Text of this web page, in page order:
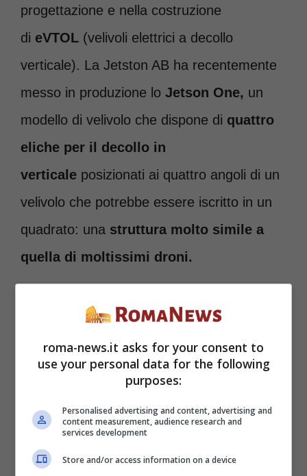
progettazione e nella costruzione
di eVTOL (velivoli elettrici a decollo
verticale). La Jetston AB ha recentemente
messo in produzione lo Jetson One, un
modello di velivolo che dispone di quattro
eliche per il decollo in
verticale posizionati ai quattro angoli di un
velivolo che potrebbe essere iscritto in un
quadrato: una struttura molto simile a
quella di moltissimi droni.
A differenza dei droni, che si limitano a
Jetson One è progettato peril trasporto di
un unico passeggero che funge anche
da pilota.
roma-news.it asks for your consent to
use your personal data for the following
purposes:
Personalised advertising and content, advertising and
content measurement, audience research and
services development
Store and/or access information on a device